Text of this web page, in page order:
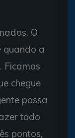
O
quando a
Ficamos
chegue
possa
todo
pontos,